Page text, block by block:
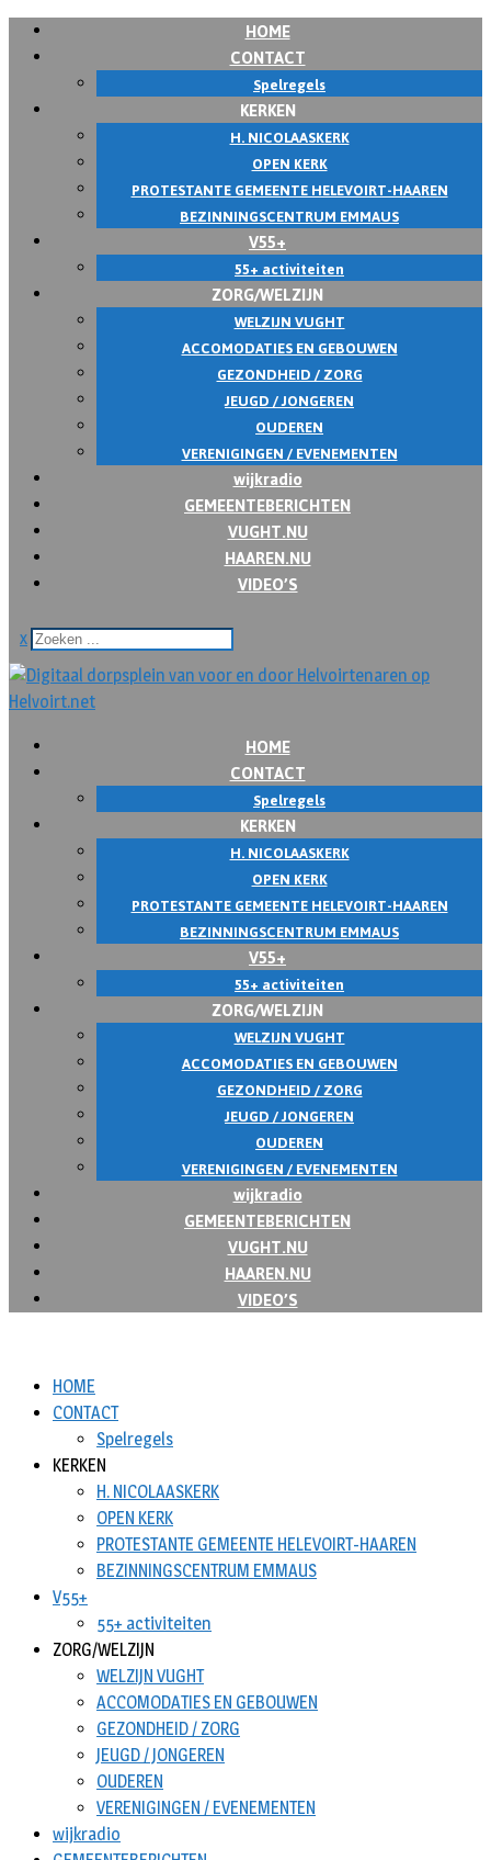
HOME
CONTACT
Spelregels
KERKEN
H. NICOLAASKERK
OPEN KERK
PROTESTANTE GEMEENTE HELEVOIRT-HAAREN
BEZINNINGSCENTRUM EMMAUS
V55+
55+ activiteiten
ZORG/WELZIJN
WELZIJN VUGHT
ACCOMODATIES EN GEBOUWEN
GEZONDHEID / ZORG
JEUGD / JONGEREN
OUDEREN
VERENIGINGEN / EVENEMENTEN
wijkradio
GEMEENTEBERICHTEN
VUGHT.NU
HAAREN.NU
VIDEO’S
x
HOME
CONTACT
Spelregels
KERKEN
H. NICOLAASKERK
OPEN KERK
PROTESTANTE GEMEENTE HELEVOIRT-HAAREN
BEZINNINGSCENTRUM EMMAUS
V55+
55+ activiteiten
ZORG/WELZIJN
WELZIJN VUGHT
ACCOMODATIES EN GEBOUWEN
GEZONDHEID / ZORG
JEUGD / JONGEREN
OUDEREN
VERENIGINGEN / EVENEMENTEN
wijkradio
GEMEENTEBERICHTEN
VUGHT.NU
HAAREN.NU
VIDEO’S
HOME
CONTACT
Spelregels
KERKEN
H. NICOLAASKERK
OPEN KERK
PROTESTANTE GEMEENTE HELEVOIRT-HAAREN
BEZINNINGSCENTRUM EMMAUS
V55+
55+ activiteiten
ZORG/WELZIJN
WELZIJN VUGHT
ACCOMODATIES EN GEBOUWEN
GEZONDHEID / ZORG
JEUGD / JONGEREN
OUDEREN
VERENIGINGEN / EVENEMENTEN
wijkradio